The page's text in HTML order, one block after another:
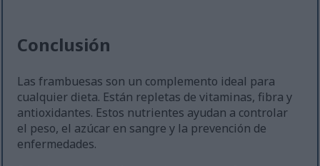
Conclusión
Las frambuesas son un complemento ideal para
cualquier dieta. Están repletas de vitaminas, fibra y
antioxidantes. Estos nutrientes ayudan a controlar
el peso, el azúcar en sangre y la prevención de
enfermedades.